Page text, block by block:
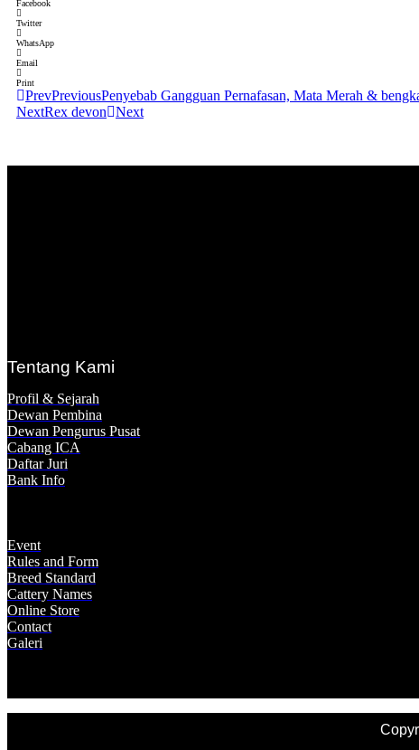
Facebook
Twitter
WhatsApp
Email
Print
PrevPreviousPenyebab Gangguan Pernafasan, Mata Merah &
NextRex devon Next
Tentang Kami
Profil & Sejarah
Dewan Pembina
Dewan Pengurus Pusat
Cabang ICA
Daftar Juri
Bank Info
Event
Rules and Form
Breed Standard
Cattery Names
Online Store
Contact
Galeri